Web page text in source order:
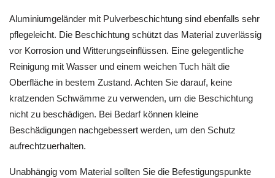
Aluminiumgeländer mit Pulverbeschichtung sind ebenfalls sehr
pflegeleicht. Die Beschichtung schützt das Material zuverlässig
vor Korrosion und Witterungseinflüssen. Eine gelegentliche
Reinigung mit Wasser und einem weichen Tuch hält die
Oberfläche in bestem Zustand. Achten Sie darauf, keine
kratzenden Schwämme zu verwenden, um die Beschichtung
nicht zu beschädigen. Bei Bedarf können kleine
Beschädigungen nachgebessert werden, um den Schutz
aufrechtzuerhalten.
Unabhängig vom Material sollten Sie die Befestigungspunkte